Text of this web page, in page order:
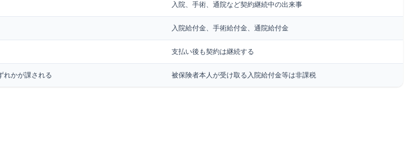
入院、手術、通院など契約継続中の出来事
入院給付金、手術給付金、通院給付金
支払い後も契約は継続する
れかが課される 被保険者本人が受け取る入院給付金等は非課税